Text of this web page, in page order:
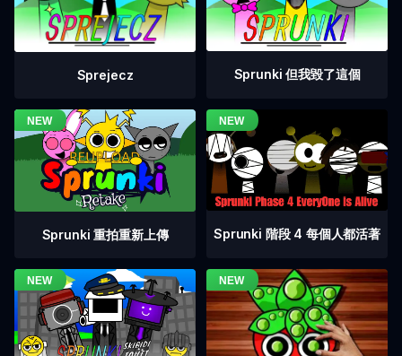
Sprejecz Sprunki 但我毀了這個
Sprunki 重拍重新上傳 Sprunki 階段 4 每個人都活著